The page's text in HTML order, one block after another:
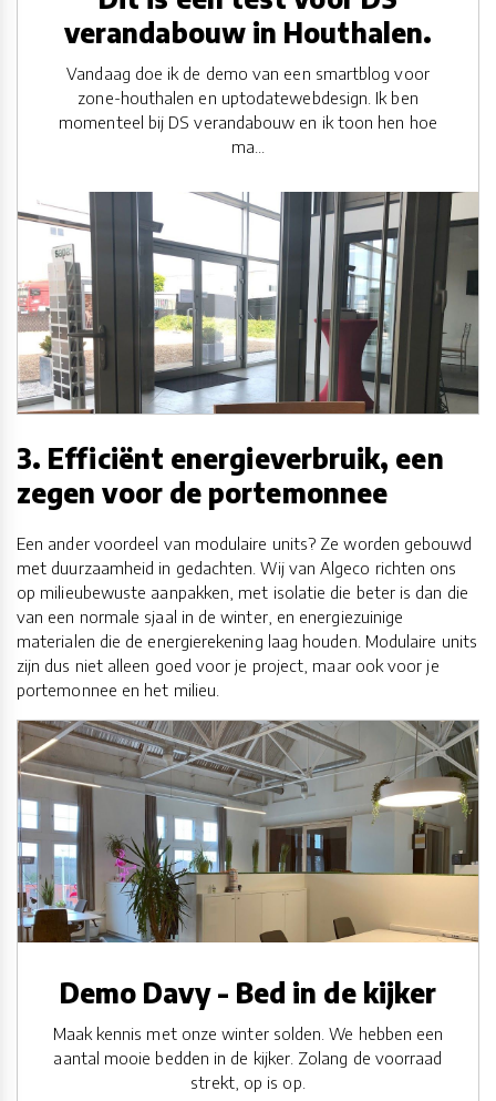
verandabouw in Houthalen.
Vandaag doe ik de demo van een smartblog voor
zone-houthalen en uptodatewebdesign. Ik ben
momenteel bij DS verandabouw en ik toon hen hoe
ma...
3. Efficiënt energieverbruik, een
zegen voor de portemonnee
Een ander voordeel van modulaire units? Ze worden gebouwd
met duurzaamheid in gedachten. Wij van Algeco richten ons
op milieubewuste aanpakken, met isolatie die beter is dan die
van een normale sjaal in de winter, en energiezuinige
materialen die de energierekening laag houden. Modulaire units
zijn dus niet alleen goed voor je project, maar ook voor je
portemonnee en het milieu.
Demo Davy - Bed in de kijker
Maak kennis met onze winter solden. We hebben een
aantal mooie bedden in de kijker. Zolang de voorraad
strekt, op is op.